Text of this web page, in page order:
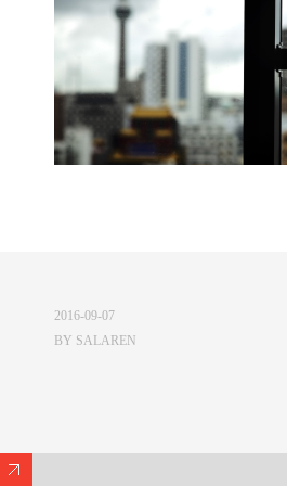
2016-09-07
BY SALAREN